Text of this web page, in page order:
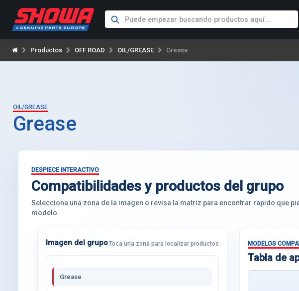
Productos OFF ROAD OIL/GREASE Grease
OIL/GREASE
Grease
DESPIECE INTERACTIVO
Compatibilidades y productos del grupo
Selecciona una zona de la imagen o revisa la matriz para encontrar rapido que
modelo.
Imagen del grupoToca una zona para localizar productos
Grease
MODELOS
Tabla de